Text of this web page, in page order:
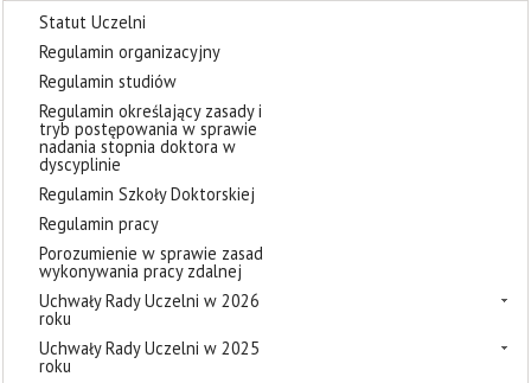
Statut Uczelni
Regulamin organizacyjny
Regulamin studiów
Regulamin określający zasady i
tryb postępowania w sprawie
nadania stopnia doktora w
dyscyplinie
Regulamin Szkoły Doktorskiej
Regulamin pracy
Porozumienie w sprawie zasad
wykonywania pracy zdalnej
Uchwały Rady Uczelni w 2026
roku
Uchwały Rady Uczelni w 2025
roku